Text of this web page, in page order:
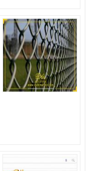
جدید
اخبار
حوادث
اخبار
سیاسی
صفحه